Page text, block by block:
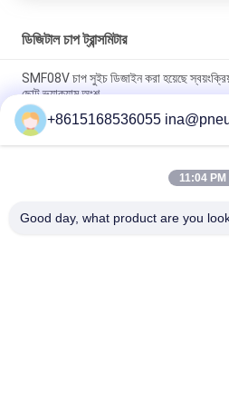
ডিজিটাল চাপ ট্রান্সমিটার
SMF08V চাপ সুইচ ডিজাইন করা হয়েছে
ছোট ভ্যাকুয়াম অংশ
SMF08A 1/8 1/4 উচ্চ বর্তমান চাপ সুইচ স্থায়ী
জল চাপ সুইচ NBSANMINSE
SMF 19 প্রেসার সুইচ ১/৪ জি এনপিটি টি এয়ার
+8615168536055
11:04 PM
Good day, what product are you